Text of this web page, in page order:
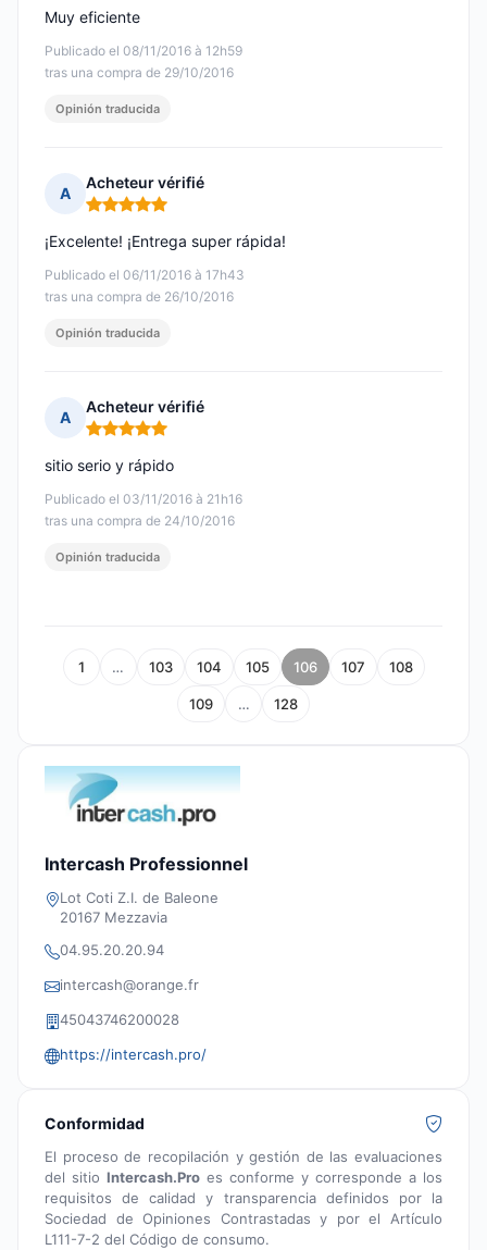
Publicado el 08/11/2016 à 12h59
tras una compra de 29/10/2016
Muy eficiente
Opinión traducida
A
Acheteur vérifié
Nota: 5 de 5
Publicado el 06/11/2016 à 17h43
tras una compra de 26/10/2016
¡Excelente! ¡Entrega super rápida!
Opinión traducida
A
Acheteur vérifié
Nota: 5 de 5
Publicado el 03/11/2016 à 21h16
tras una compra de 24/10/2016
sitio serio y rápido
Opinión traducida
1 … 103 104 105 106 107 108
109 … 128
Intercash Professionnel
Lot Coti Z.I. de Baleone
20167 Mezzavia
04.95.20.20.94
intercash@orange.fr
45043746200028
https://intercash.pro/
Conformidad
El proceso de recopilación y gestión de las evaluaciones
del sitio Intercash.Pro es conforme y corresponde a los
requisitos de calidad y transparencia definidos por la
Sociedad de Opiniones Contrastadas y por el Artículo
L111-7-2 del Código de consumo.